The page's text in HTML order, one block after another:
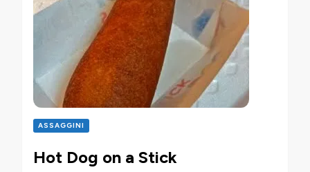
ASSAGGINI
Hot Dog on a Stick